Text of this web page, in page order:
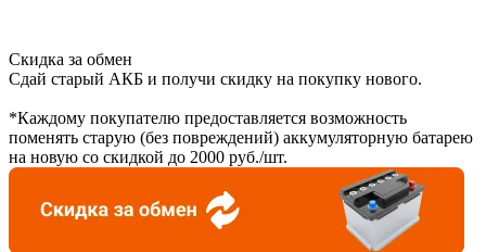
Скидка за обмен
Сдай старый АКБ и получи скидку на покупку нового.
*Каждому покупателю предоставляется возможность
поменять старую (без повреждений) аккумуляторную батарею
на новую со скидкой до 2000 руб./шт.